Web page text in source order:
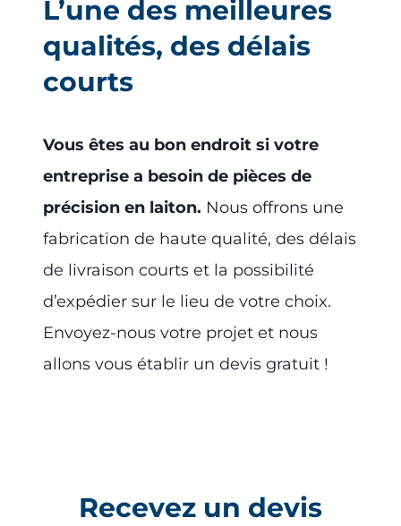
L’une des meilleures
qualités, des délais
courts
Vous êtes au bon endroit si votre
entreprise a besoin de pièces de
précision en laiton. Nous offrons une
fabrication de haute qualité, des délais
de livraison courts et la possibilité
d’expédier sur le lieu de votre choix.
Envoyez-nous votre projet et nous
allons vous établir un devis gratuit !
Recevez un devis